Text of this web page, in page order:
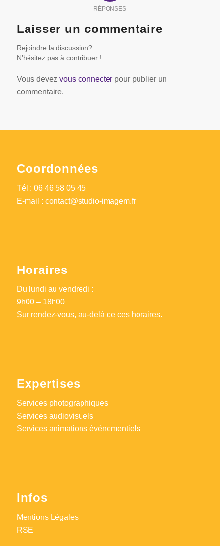
RÉPONSES
Laisser un commentaire
Rejoindre la discussion?
N’hésitez pas à contribuer !
Vous devez vous connecterpour publier un
commentaire.
Coordonnées
Tél : 06 46 58 05 45
E-mail : contact@studio-imagem.fr
Horaires
Du lundi au vendredi :
9h00 – 18h00
Sur rendez-vous, au-delà de ces horaires.
Expertises
Services photographiques
Services audiovisuels
Services animations événementiels
Infos
Mentions Légales
RSE